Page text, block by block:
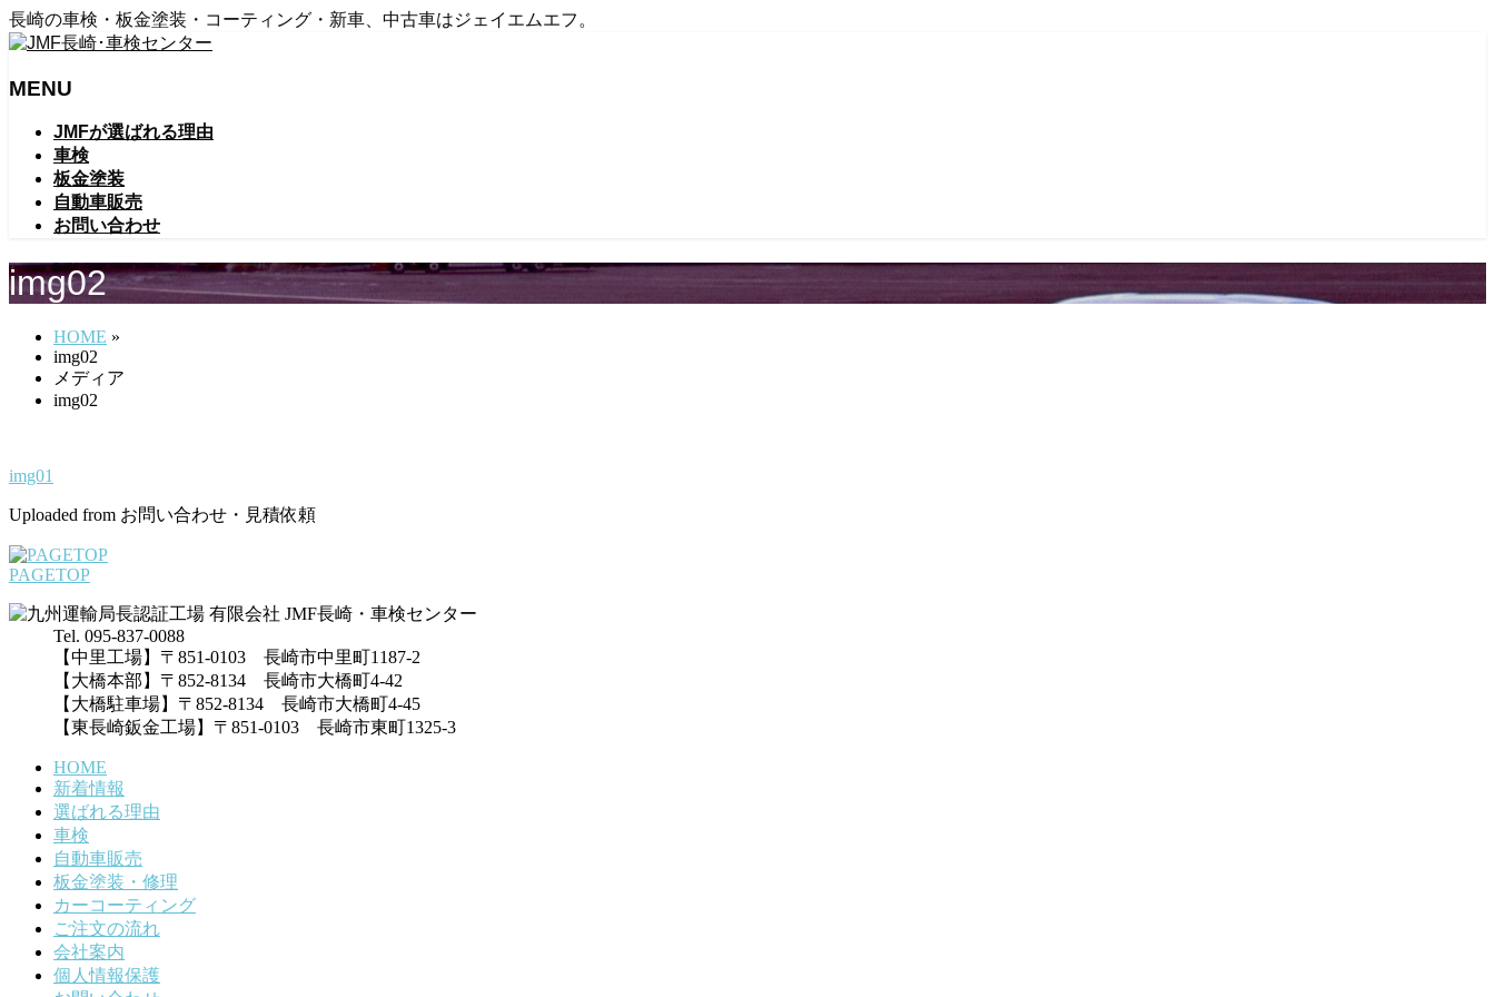
長崎の車検・板金塗装・コーティング・新車、中古車はジェイエムエフ。
MENU
ば
す
JMFが選ばれる理由
車検
板金塗装
自動車販売
お問い合わせ
img02
HOME »
img02
メディア
img02
img01
Uploaded from お問い合わせ・見積依頼
PAGETOP
Tel. 095-837-0088
【中里工場】〒851-0103 長崎市中里町1187-2
【大橋本部】〒852-8134 長崎市大橋町4-42
【大橋駐車場】〒852-8134 長崎市大橋町4-45
【東長崎鈑金工場】〒851-0103 長崎市東町1325-3
HOME
新着情報
選ばれる理由
車検
自動車販売
板金塗装・修理
カーコーティング
ご注文の流れ
会社案内
個人情報保護